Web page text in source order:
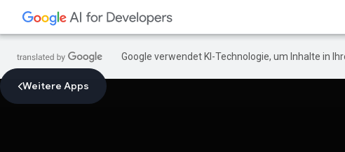
Google verwendet KI-Technologie, um Inhalte in
Weitere Apps